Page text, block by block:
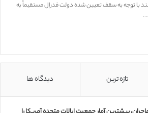
با توجه به سقف تعیین شده دولت فدرال مستقیماً به
تازه ترین دیدگاه ها